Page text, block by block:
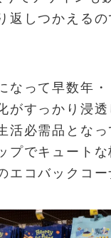
返しつかえる
なって早数年
がすっかり浸透
活必需品とな
プでキュート
エコバックコー